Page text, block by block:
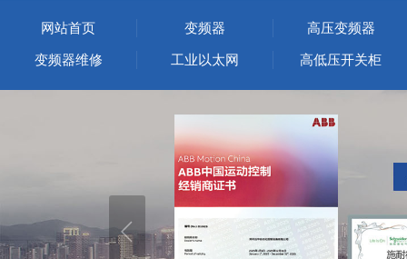
网站首页 变频器 高压变频器
变频器维修 工业以太网 高低压开关柜